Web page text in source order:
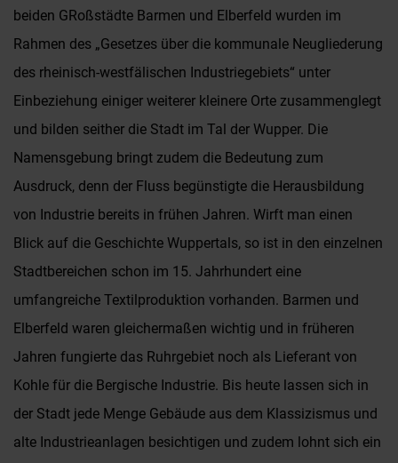
beiden GRoßstädte Barmen und Elberfeld wurden im
Rahmen des „Gesetzes über die kommunale Neugliederung
des rheinisch-westfälischen Industriegebiets“ unter
Einbeziehung einiger weiterer kleinere Orte zusammenglegt
und bilden seither die Stadt im Tal der Wupper. Die
Namensgebung bringt zudem die Bedeutung zum
Ausdruck, denn der Fluss begünstigte die Herausbildung
von Industrie bereits in frühen Jahren. Wirft man einen
Blick auf die Geschichte Wuppertals, so ist in den einzelnen
Stadtbereichen schon im 15. Jahrhundert eine
umfangreiche Textilproduktion vorhanden. Barmen und
Elberfeld waren gleichermaßen wichtig und in früheren
Jahren fungierte das Ruhrgebiet noch als Lieferant von
Kohle für die Bergische Industrie. Bis heute lassen sich in
der Stadt jede Menge Gebäude aus dem Klassizismus und
alte Industrieanlagen besichtigen und zudem lohnt sich ein